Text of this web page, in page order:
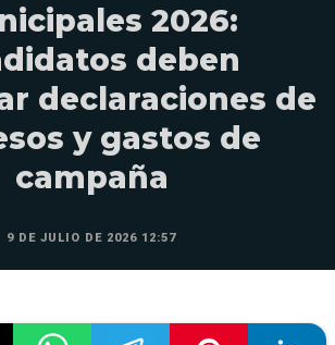
2026:
deben
declaraciones de
y gastos de
campaña
9 DE JULIO DE 2026 12:57